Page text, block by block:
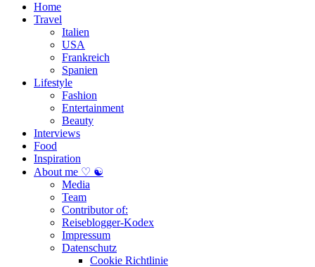
Home
Travel
Italien
USA
Frankreich
Spanien
Lifestyle
Fashion
Entertainment
Beauty
Interviews
Food
Inspiration
About me ♡ ☯
Media
Team
Contributor of:
Reiseblogger-Kodex
Impressum
Datenschutz
Cookie Richtlinie